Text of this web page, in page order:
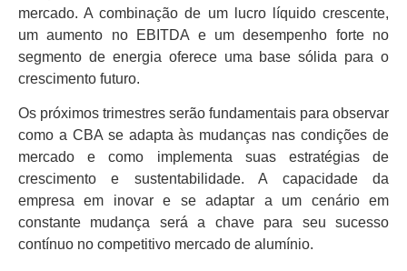
mercado. A combinação de um lucro líquido crescente,
um aumento no EBITDA e um desempenho forte no
segmento de energia oferece uma base sólida para o
crescimento futuro.
Os próximos trimestres serão fundamentais para observar
como a CBA se adapta às mudanças nas condições de
mercado e como implementa suas estratégias de
crescimento e sustentabilidade. A capacidade da
empresa em inovar e se adaptar a um cenário em
constante mudança será a chave para seu sucesso
contínuo no competitivo mercado de alumínio.